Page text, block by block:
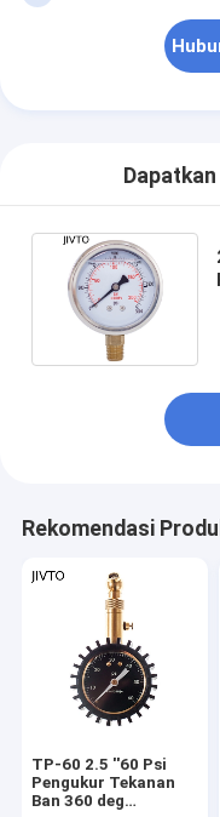
Rekomendasi
TP-60 2.5 ''60 Psi
Pengukur Tekanan
Ban 360 deg